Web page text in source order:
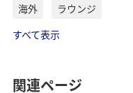
海外
ラウンジ
すべて表示
関連ページ